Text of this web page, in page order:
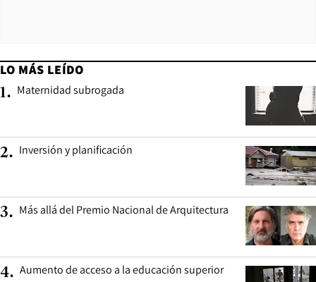
LO MÁS LEÍDO
1. Maternidad subrogada
2. Inversión y planificación
3. Más allá del Premio Nacional de Arquitectura
4. Aumento de acceso a la educación superior